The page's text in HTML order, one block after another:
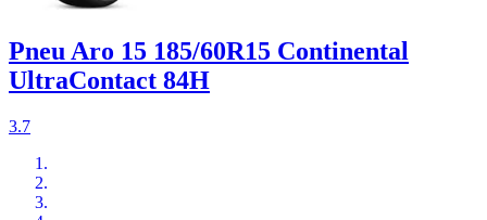
Pneu Aro 15 185/60R15 Continental
UltraContact 84H
3.7